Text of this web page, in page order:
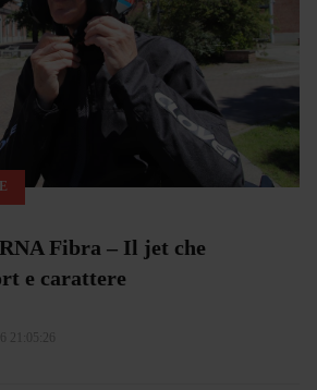
Fibra – Il jet che
e carattere
21:05:26